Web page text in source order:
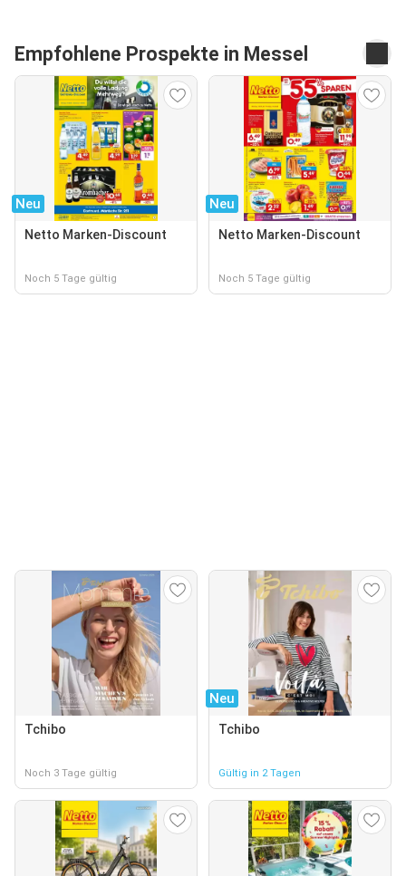
Empfohlene Prospekte in Messel
Neu
Netto Marken-Discount
Noch 5 Tage gültig
Neu
Netto Marken-Discount
Noch 5 Tage gültig
Tchibo
Noch 3 Tage gültig
Neu
Tchibo
Gültig in 2 Tagen